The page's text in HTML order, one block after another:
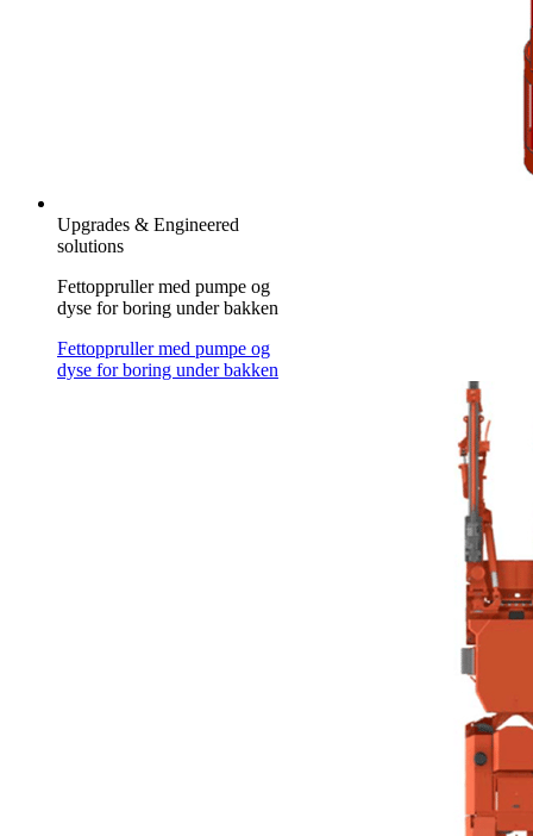
Upgrades & Engineered
solutions
Fettoppruller med pumpe og
dyse for boring under bakken
Fettoppruller med pumpe og
dyse for boring under bakken